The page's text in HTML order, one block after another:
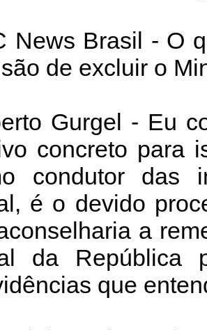
News Brasil - O
de excluir o
Gurgel - Eu
concreto para
condutor das
é o devido
a
da República
que